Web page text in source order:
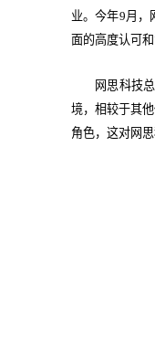
业。今年9月，
面的高度认可和
网思科技
境，相较于其
角色，这对网